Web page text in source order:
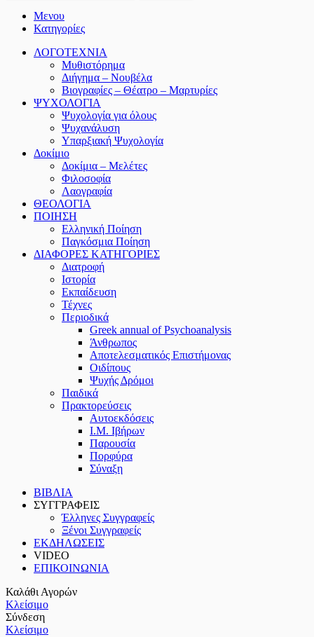
Μενου
Κατηγορίες
ΛΟΓΟΤΕΧΝΙΑ
Μυθιστόρημα
Διήγημα – Νουβέλα
Βιογραφίες – Θέατρο – Μαρτυρίες
ΨΥΧΟΛΟΓΙΑ
Ψυχολογία για όλους
Ψυχανάλυση
Υπαρξιακή Ψυχολογία
Δοκίμιο
Δοκίμια – Μελέτες
Φιλοσοφία
Λαογραφία
ΘΕΟΛΟΓΙΑ
ΠΟΙΗΣΗ
Ελληνική Ποίηση
Παγκόσμια Ποίηση
ΔΙΑΦΟΡΕΣ ΚΑΤΗΓΟΡΙΕΣ
Διατροφή
Ιστορία
Εκπαίδευση
Τέχνες
Περιοδικά
Greek annual of Psychoanalysis
Άνθρωπος
Αποτελεσματικός Επιστήμονας
Οιδίπους
Ψυχής Δρόμοι
Παιδικά
Πρακτoρεύσεις
Αυτοεκδόσεις
Ι.Μ. Ιβήρων
Παρουσία
Πορφύρα
Σύναξη
ΒΙΒΛΙΑ
ΣΥΓΓΡΑΦΕΙΣ
Έλληνες Συγγραφείς
Ξένοι Συγγραφείς
ΕΚΔΗΛΩΣΕΙΣ
VIDEO
ΕΠΙΚΟΙΝΩΝΙΑ
Καλάθι Αγορών
Κλείσιμο
Σύνδεση
Κλείσιμο